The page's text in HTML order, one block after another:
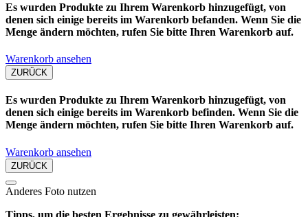
Es wurden Produkte zu Ihrem Warenkorb hinzugefügt, von
denen sich einige bereits im Warenkorb befanden. Wenn Sie die
Menge ändern möchten, rufen Sie bitte Ihren Warenkorb auf.
Warenkorb ansehen
ZURÜCK
Es wurden Produkte zu Ihrem Warenkorb hinzugefügt, von
denen sich einige bereits im Warenkorb befinden. Wenn Sie die
Menge ändern möchten, rufen Sie bitte Ihren Warenkorb auf.
Warenkorb ansehen
ZURÜCK
Anderes Foto nutzen
Tipps, um die besten Ergebnisse zu gewährleisten: